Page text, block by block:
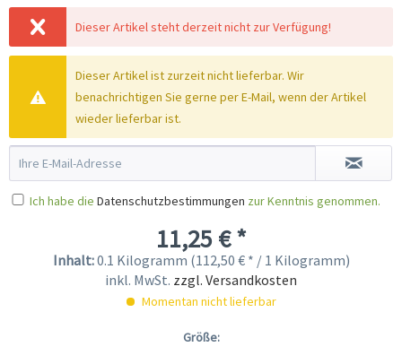
Dieser Artikel steht derzeit nicht zur Verfügung!
Dieser Artikel ist zurzeit nicht lieferbar. Wir
benachrichtigen Sie gerne per E-Mail, wenn der Artikel
wieder lieferbar ist.
Ich habe die Datenschutzbestimmungen zur Kenntnis genommen.
11,25 € *
Inhalt:0.1 Kilogramm (112,50 € * / 1 Kilogramm)
inkl. MwSt. zzgl. Versandkosten
Momentan nicht lieferbar
Größe: